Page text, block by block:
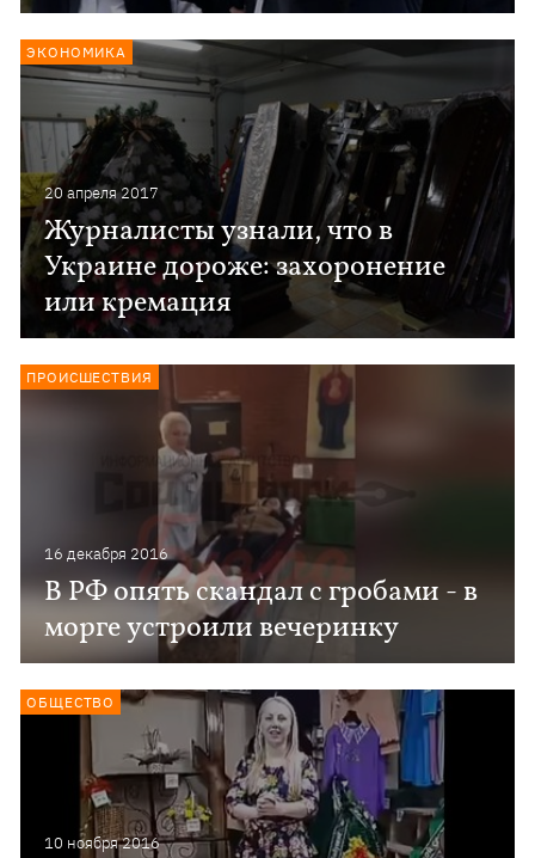
20 апреля 2017
Журналисты узнали, что в
Украине дороже: захоронение
или кремация
ЭКОНОМИКА
16 декабря 2016
В РФ опять скандал с гробами - в
морге устроили вечеринку
ПРОИСШЕСТВИЯ
10 ноября 2016
ОБЩЕСТВО